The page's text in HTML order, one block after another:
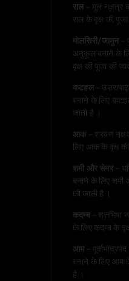
राल
– मूल
राल के वृक्ष की
मोलसिरी/जामुन
अनुकूल बनाने के
वृक्ष की पूजा की
कटहल
–
बनाने के लिए
जाती है ।
आक
– श्रवण
लिए आक के वृक्ष
शमी और सेमर–
बनाने के लिए शमी
की जाती है ।
कदम्ब
–
के लिए कदम्ब के
आम
–
बनाने के लिए आम
है ।